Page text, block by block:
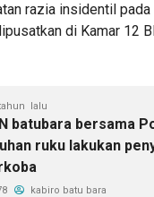
razia insidentil pada
di Kamar 12
lalu
batubara bersama
ruku lakukan
kabiro batu bara